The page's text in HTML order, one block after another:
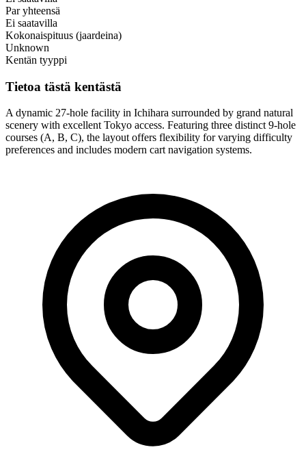
Par yhteensä
Ei saatavilla
Kokonaispituus (jaardeina)
Unknown
Kentän tyyppi
Tietoa tästä kentästä
A dynamic 27-hole facility in Ichihara surrounded by grand natural
scenery with excellent Tokyo access. Featuring three distinct 9-hole
courses (A, B, C), the layout offers flexibility for varying difficulty
preferences and includes modern cart navigation systems.